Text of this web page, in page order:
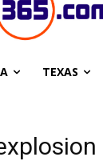
TEXAS